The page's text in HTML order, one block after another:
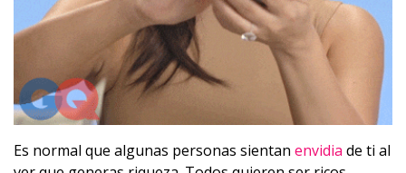
Es normal que algunas personas sientan envidia de ti al